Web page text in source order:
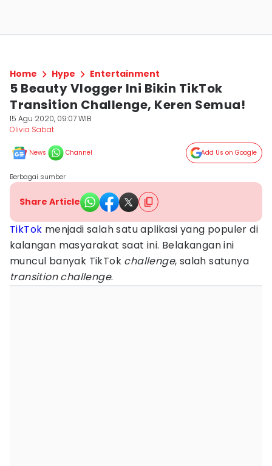
Home Hype Entertainment
5 Beauty Vlogger Ini Bikin TikTok
Transition Challenge, Keren Semua!
15 Agu 2020, 09:07 WIB
Olivia Sabat
News Channel Add Us on Google
Berbagai sumber
Share Article
TikTok menjadi salah satu aplikasi yang populer di
kalangan masyarakat saat ini. Belakangan ini
muncul banyak TikTok challenge, salah satunya
transition challenge.